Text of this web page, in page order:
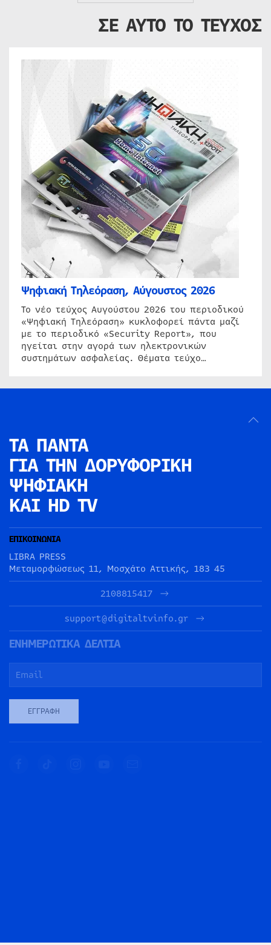
ΣΕ ΑΥΤΟ ΤΟ ΤΕΥΧΟΣ
Ψηφιακή Τηλεόραση, Αύγουστος 2026
Το νέο τεύχος Αυγούστου 2026 του περιοδικού
«Ψηφιακή Τηλεόραση» κυκλοφορεί πάντα μαζί
με το περιοδικό «Security Report», που
ηγείται στην αγορά των ηλεκτρονικών
συστημάτων ασφαλείας. Θέματα τεύχο…
ΤΑ ΠΑΝΤΑ
ΓΙΑ ΤΗΝ ΔΟΡΥΦΟΡΙΚΗ
ΨΗΦΙΑΚΗ
ΚΑΙ HD TV
ΕΠΙΚΟΙΝΩΝΙΑ
LIBRA PRESS
Μεταμορφώσεως 11, Μοσχάτο Αττικής, 183 45
2108815417
support@digitaltvinfo.gr
ΕΝΗΜΕΡΩΤΙΚΑ ΔΕΛΤΙΑ
ΕΓΓΡΑΦΉ